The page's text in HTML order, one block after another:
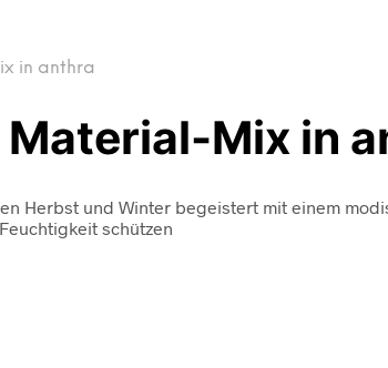
in anthra
Mix in
Herbst und Winter begeistert mit einem
schützen